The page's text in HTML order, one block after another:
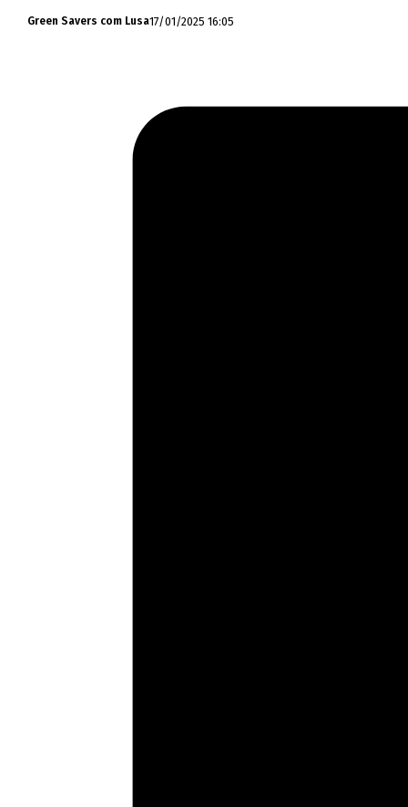
Green Savers com Lusa17/01/2025 16:05